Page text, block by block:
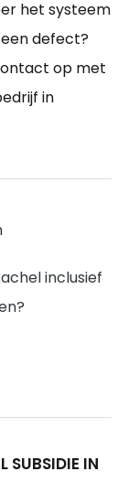
het systeem
defect?
op met
in
inclusief
SUBSIDIE IN